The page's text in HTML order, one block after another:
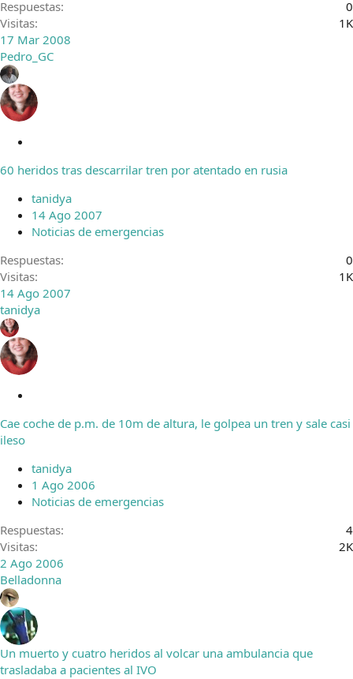
Respuestas
0
Visitas
1K
17 Mar 2008
Pedro_GC
r
a
d
o
60 heridos tras descarrilar tren por atentado en rusia
tanidya
14 Ago 2007
Noticias de emergencias
Respuestas
0
Visitas
1K
14 Ago 2007
tanidya
r
d
o
Cae coche de p.m. de 10m de altura, le golpea un tren y sale casi
ileso
tanidya
1 Ago 2006
Noticias de emergencias
Respuestas
4
Visitas
2K
2 Ago 2006
Belladonna
Un muerto y cuatro heridos al volcar una ambulancia que
trasladaba a pacientes al IVO